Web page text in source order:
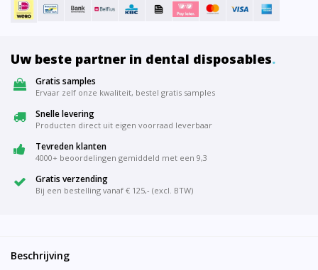
Uw beste partner in dental disposables.
Gratis samples
Ervaar zelf onze kwaliteit, bestel gratis samples
Snelle levering
Producten direct uit eigen voorraad leverbaar
Tevreden klanten
4000+ beoordelingen gemiddeld met een 9,3
Gratis verzending
Bij een bestelling vanaf € 125,- (excl. BTW)
Beschrijving